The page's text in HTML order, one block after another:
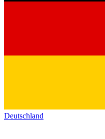
Deutschland